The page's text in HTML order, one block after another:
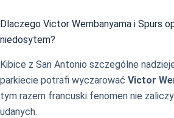
Dlaczego Victor Wembanyama i Spurs
niedosytem?
Kibice z San Antonio szczególne
parkiecie potrafi wyczarować Victor
tym razem francuski fenomen nie
udanych.